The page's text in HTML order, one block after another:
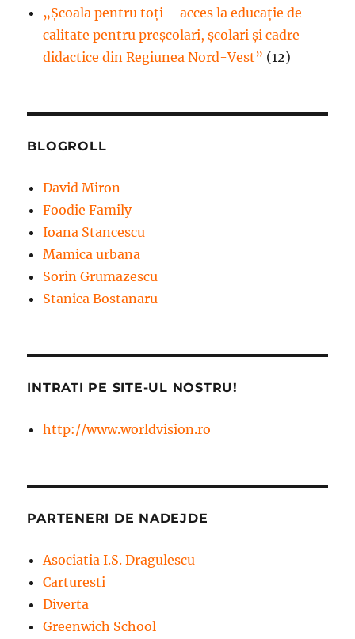
„Școala pentru toți – acces la educație de
calitate pentru preșcolari, școlari și cadre
didactice din Regiunea Nord-Vest” (12)
BLOGROLL
David Miron
Foodie Family
Ioana Stancescu
Mamica urbana
Sorin Grumazescu
Stanica Bostanaru
INTRATI PE SITE-UL NOSTRU!
http://www.worldvision.ro
PARTENERI DE NADEJDE
Asociatia I.S. Dragulescu
Carturesti
Diverta
Greenwich School